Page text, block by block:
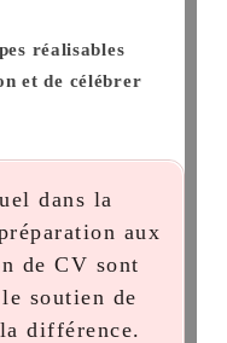
réalisables
et de célébrer
dans la
aux
de CV sont
soutien de
différence.